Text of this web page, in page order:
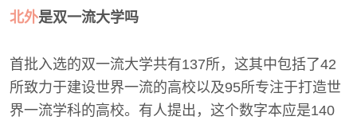
北外是双一流大学吗
首批入选的双一流大学共有137所，这其中包括了42
所致力于建设世界一流的高校以及95所专注于打造世
界一流学科的高校。有人提出，这个数字本应是140